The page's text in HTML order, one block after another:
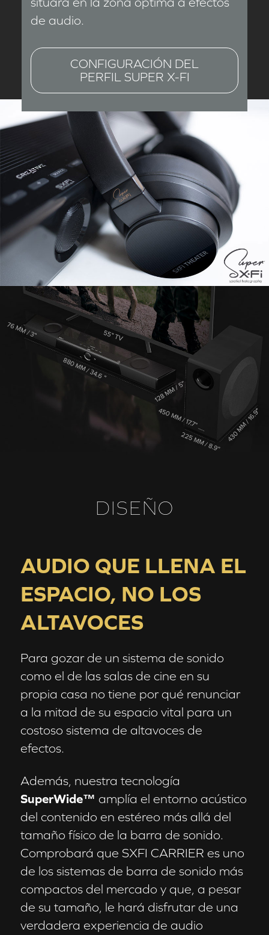
de audio.
CONFIGURACIÓN DEL
PERFIL SUPER X-FI
DISEÑO
AUDIO QUE LLENA EL
ESPACIO, NO LOS
ALTAVOCES
Para gozar de un sistema de sonido
como el de las salas de cine en su
propia casa no tiene por qué renunciar
a la mitad de su espacio vital para un
costoso sistema de altavoces de
efectos.
Además, nuestra tecnología
SuperWide™ amplía el entorno acústico
del contenido en estéreo más allá del
tamaño físico de la barra de sonido.
Comprobará que SXFI CARRIER es uno
de los sistemas de barra de sonido más
compactos del mercado y que, a pesar
de su tamaño, le hará disfrutar de una
verdadera experiencia de audio